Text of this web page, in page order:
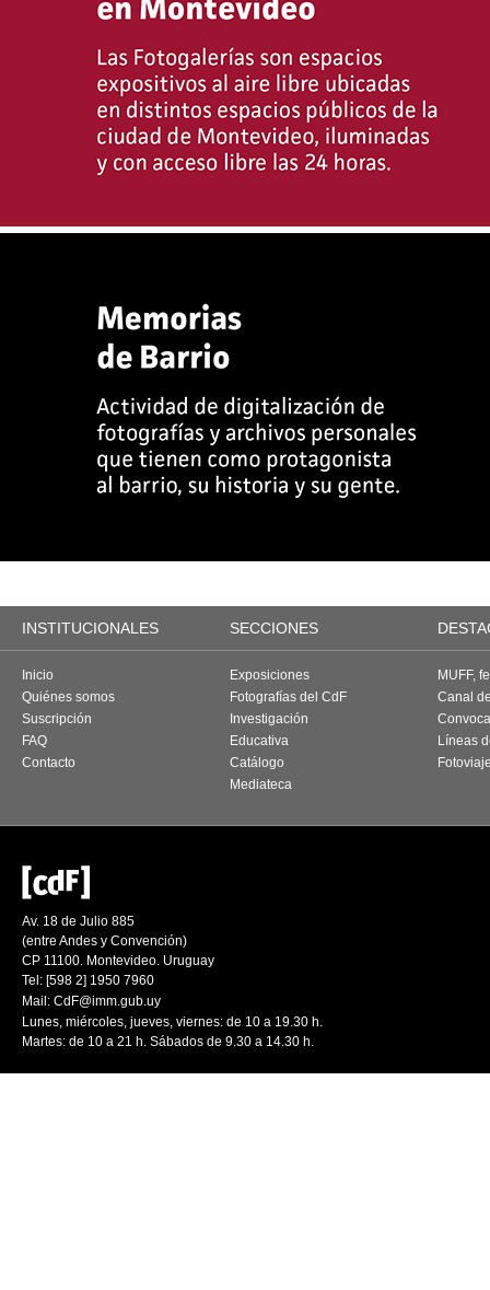
INSTITUCIONALES SECCIONES
Inicio
Quiénes somos
Suscripción
FAQ
Contacto
Exposiciones
Fotografías del CdF
Investigación
Educativa
Catálogo
Mediateca
MUFF,
Canal
Líneas
Av. 18 de Julio 885
(entre Andes y Convención)
CP 11100. Montevideo. Uruguay
Tel: [598 2] 1950 7960
Mail: CdF@imm.gub.uy
Lunes, miércoles, jueves, viernes: de 10 a 19.30 h.
Martes: de 10 a 21 h. Sábados de 9.30 a 14.30 h.